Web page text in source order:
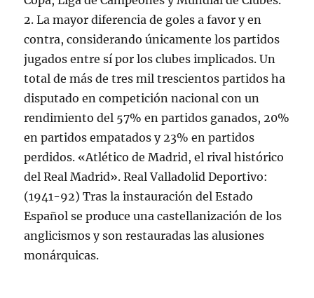
2. La mayor diferencia de goles a favor y en
contra, considerando únicamente los partidos
jugados entre sí por los clubes implicados. Un
total de más de tres mil trescientos partidos ha
disputado en competición nacional con un
rendimiento del 57% en partidos ganados, 20%
en partidos empatados y 23% en partidos
perdidos. «Atlético de Madrid, el rival histórico
del Real Madrid». Real Valladolid Deportivo:
(1941-92) Tras la instauración del Estado
Español se produce una castellanización de los
anglicismos y son restauradas las alusiones
monárquicas.